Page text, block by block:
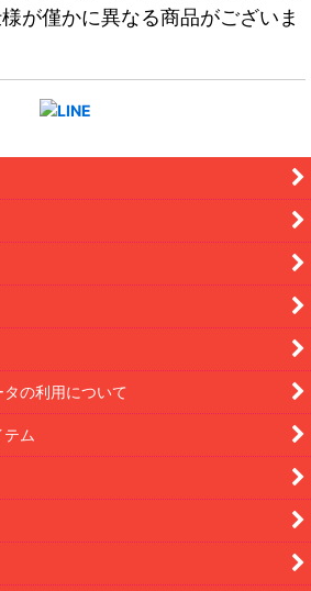
が僅かに異なる商品がございま
の利用について
ム